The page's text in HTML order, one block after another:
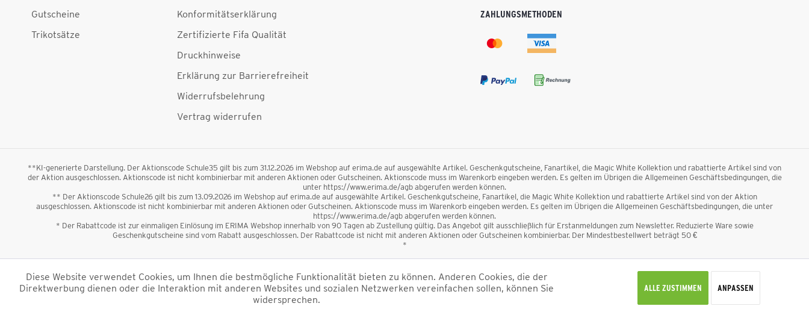
Gutscheine
Trikotsätze
Konformitätserklärung
Zertifizierte Fifa Qualität
Druckhinweise
Erklärung zur Barrierefreiheit
Widerrufsbelehrung
Vertrag widerrufen
ZAHLUNGSMETHODEN
**KI-generierte Darstellung. Der Aktionscode Schule35 gilt bis zum 31.12.2026 im Webshop auf erima.de auf ausgewählte Artikel. Geschenkgutscheine, Fanartikel, die Magic White Kollektion und rabattierte Artikel sind von
der Aktion ausgeschlossen. Aktionscode ist nicht kombinierbar mit anderen Aktionen oder Gutscheinen. Aktionscode muss im Warenkorb eingeben werden. Es gelten im Übrigen die Allgemeinen Geschäftsbedingungen, die
unter https://www.erima.de/agb abgerufen werden können.
** Der Aktionscode Schule26 gilt bis zum 13.09.2026 im Webshop auf erima.de auf ausgewählte Artikel. Geschenkgutscheine, Fanartikel, die Magic White Kollektion und rabattierte Artikel sind von der Aktion
ausgeschlossen. Aktionscode ist nicht kombinierbar mit anderen Aktionen oder Gutscheinen. Aktionscode muss im Warenkorb eingeben werden. Es gelten im Übrigen die Allgemeinen Geschäftsbedingungen, die unter
https://www.erima.de/agb abgerufen werden können.
* Der Rabattcode ist zur einmaligen Einlösung im ERIMA Webshop innerhalb von 90 Tagen ab Zustellung gültig. Das Angebot gilt ausschließlich für Erstanmeldungen zum Newsletter. Reduzierte Ware sowie
Geschenkgutscheine sind vom Rabatt ausgeschlossen. Der Rabattcode ist nicht mit anderen Aktionen oder Gutscheinen kombinierbar. Der Mindestbestellwert beträgt 50 €
*
Impressum AGB Datenschutzinformation
Diese Website verwendet Cookies, um Ihnen die bestmögliche Funktionalität bieten zu können. Anderen Cookies, die der
Direktwerbung dienen oder die Interaktion mit anderen Websites und sozialen Netzwerken vereinfachen sollen, können Sie
widersprechen.